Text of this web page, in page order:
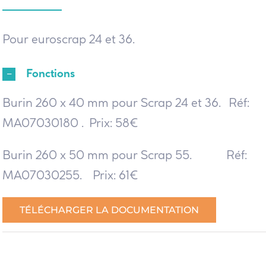
Pour euroscrap 24 et 36.
Fonctions
Burin 260 x 40 mm pour Scrap 24 et 36. Réf:
MA07030180 . Prix: 58€
Burin 260 x 50 mm pour Scrap 55. Réf:
MA07030255. Prix: 61€
TÉLÉCHARGER LA DOCUMENTATION